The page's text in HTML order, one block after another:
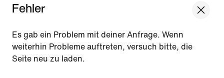
Update your location?
Belgien
Fehler
Es gab ein Problem mit deiner Anfrage. Wenn
weiterhin Probleme auftreten, versuch bitte, die
Seite neu zu laden.
© 2026Nike, Inc. Alle Rechte vorbehalten
Nutzungsbedingungen
Verkaufsbedingungen
Impressum